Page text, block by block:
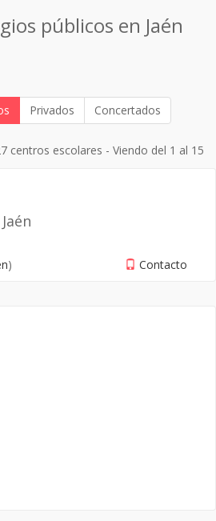
públicos en Jaén
Privados Concertados
centros escolares - Viendo del 1 al 15
) Contacto